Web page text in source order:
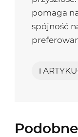
pomaga
spójność
ℹ️